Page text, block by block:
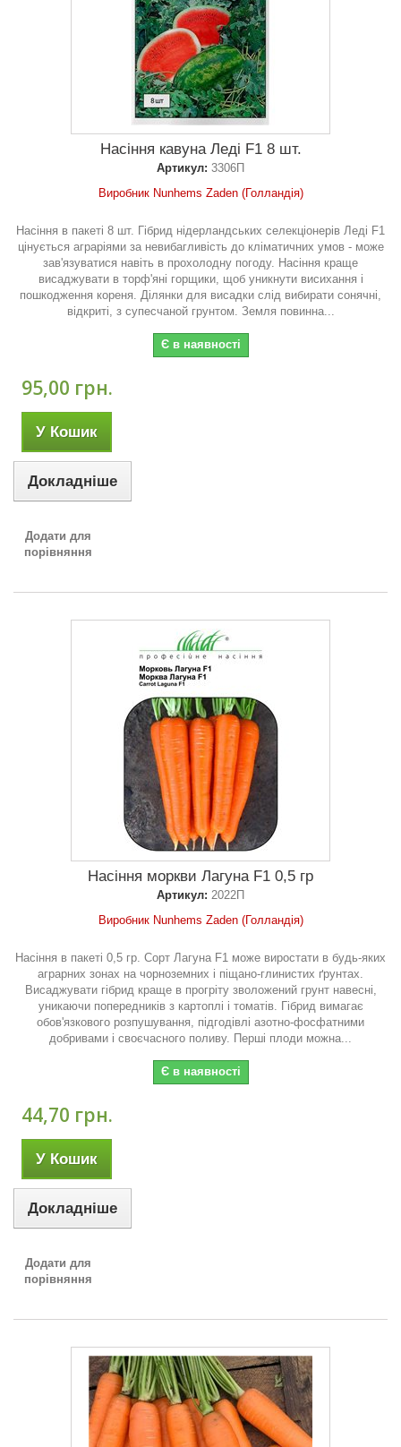
Насіння кавуна Леді F1 8 шт.
Артикул: 3306П
Виробник Nunhems Zaden (Голландія)
Насіння в пакеті 8 шт. Гібрид нідерландських селекціонерів Леді F1
цінується аграріями за невибагливість до кліматичних умов - може
зав'язуватися навіть в прохолодну погоду. Насіння краще
висаджувати в торф'яні горщики, щоб уникнути висихання і
пошкодження кореня. Ділянки для висадки слід вибирати сонячні,
відкриті, з супесчаной грунтом. Земля повинна...
Є в наявності
95,00 грн.
У Кошик
Докладніше
Додати для
порівняння
Насіння моркви Лагуна F1 0,5 гр
Артикул: 2022П
Виробник Nunhems Zaden (Голландія)
Насіння в пакеті 0,5 гр. Сорт Лагуна F1 може виростати в будь-яких
аграрних зонах на чорноземних і піщано-глинистих ґрунтах.
Висаджувати гібрид краще в прогріту зволожений грунт навесні,
уникаючи попередників з картоплі і томатів. Гібрид вимагає
обов'язкового розпушування, підгодівлі азотно-фосфатними
добривами і своєчасного поливу. Перші плоди можна...
Є в наявності
44,70 грн.
У Кошик
Докладніше
Додати для
порівняння